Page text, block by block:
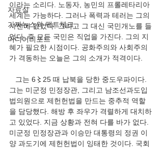
자료실
가짜뉴스와 팩트체크
미디어리포트
이라는 소리다. 노동자, 농민의 프롤레타리아
세계는 가능하다. 그러나 폭력과 테러는 그의
사전에 없었다. 그리고 그 대신 국민개노를 들
었다. 즉 모든 국민은 직업을 가진다. 그의 지
혜가 필요한 시점이다. 공화주의와 사회주의
가 격동하는 오늘은 그의 소개가 적격이다.
그는 미군정 민정장관, 그리고 남조선과도입
법의원으로 제헌헌법을 만드는 중추적 역할
을 담당했다. 해방 후 좌우가 격렬하게 대치하
고 있었다. 지금 상황과 전혀 다를 바가 없다.
미군정 민정장관과 이승만 대통령의 정권 이
양 과도기에 제헌헌법이 잉태한 것이다. 국회